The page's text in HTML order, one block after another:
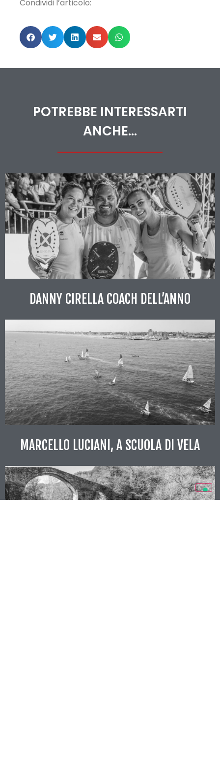
Condividi l’articolo:
POTREBBE INTERESSARTI
ANCHE...
DANNY CIRELLA COACH DELL’ANNO
MARCELLO LUCIANI, A SCUOLA DI VELA